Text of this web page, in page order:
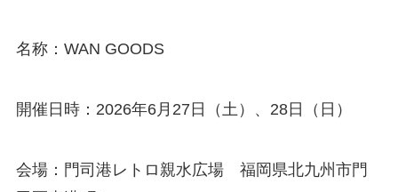
名称：WAN GOODS
開催日時：2026年6月27日（土）、28日（日）
会場：門司港レトロ親水広場 福岡県北九州市門